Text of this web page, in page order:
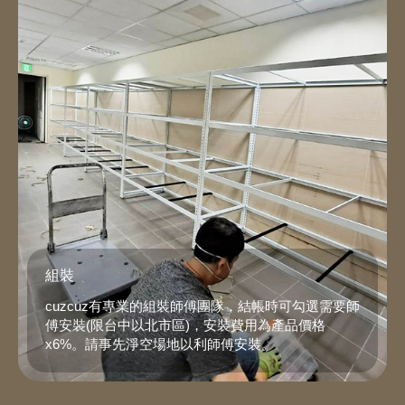
組裝
cuzcuz有專業的組裝師傅團隊，結帳時可勾選需要師
傅安裝(限台中以北市區)，安裝費用為產品價格
x6%。請事先淨空場地以利師傅安裝。